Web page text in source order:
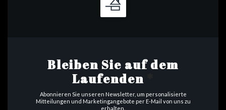
Bleiben Sie auf dem
Laufenden
Abonnieren Sie unseren Newsletter, um personalisierte
Mitteilungen und Marketingangebote per E-Mail von uns zu
erhalten.